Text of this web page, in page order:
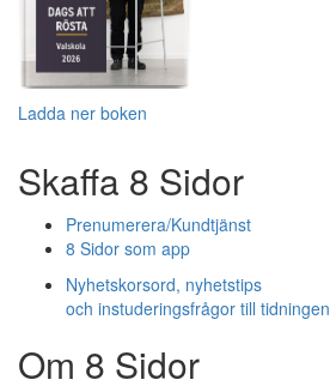
Ladda ner boken
Skaffa 8 Sidor
Prenumerera/Kundtjänst
8 Sidor som app
Nyhetskorsord, nyhetstips
och instuderingsfrågor till tidningen
Om 8 Sidor